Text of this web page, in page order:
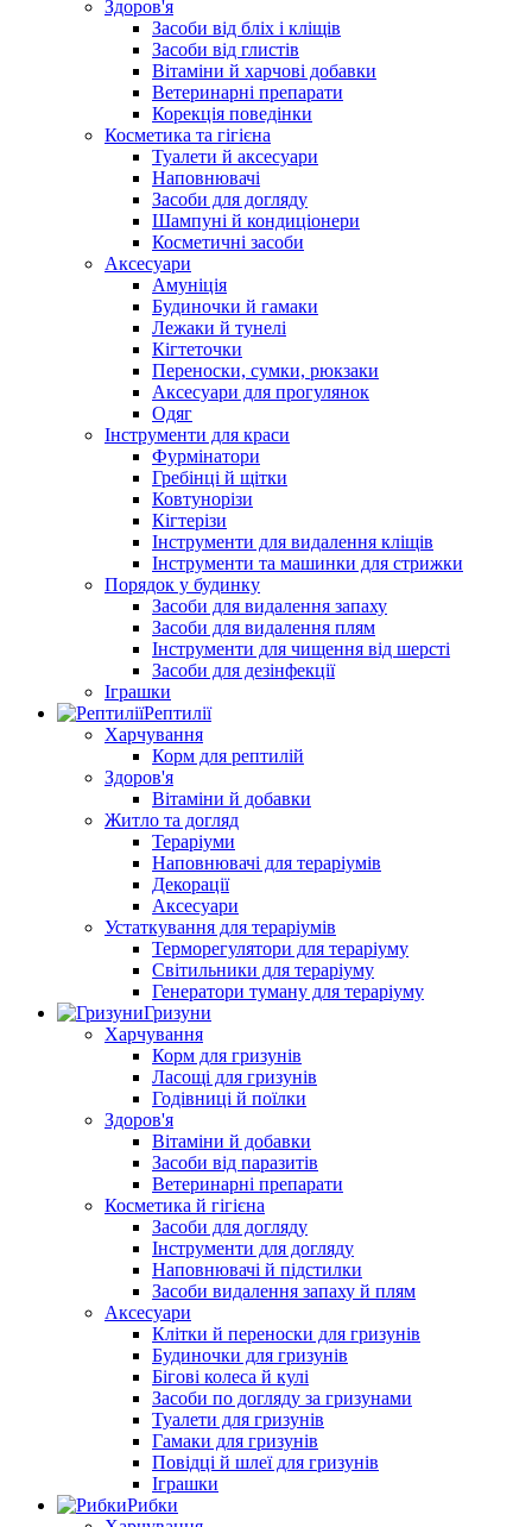
Здоров'я
Засоби від бліх і кліщів
Засоби від глистів
Вітаміни й харчові добавки
Ветеринарні препарати
Корекція поведінки
Косметика та гігієна
Туалети й аксесуари
Наповнювачі
Засоби для догляду
Шампуні й кондиціонери
Косметичні засоби
Аксесуари
Амуніція
Будиночки й гамаки
Лежаки й тунелі
Кігтеточки
Переноски, сумки, рюкзаки
Аксесуари для прогулянок
Одяг
Інструменти для краси
Фурмінатори
Гребінці й щітки
Ковтунорізи
Кігтерізи
Інструменти для видалення кліщів
Інструменти та машинки для стрижки
Порядок у будинку
Засоби для видалення запаху
Засоби для видалення плям
Інструменти для чищення від шерсті
Засоби для дезінфекції
Іграшки
Рептилії
Харчування
Корм для рептилій
Здоров'я
Вітаміни й добавки
Житло та догляд
Тераріуми
Наповнювачі для тераріумів
Декорації
Аксесуари
Устаткування для тераріумів
Терморегулятори для тераріуму
Світильники для тераріуму
Генератори туману для тераріуму
Гризуни
Харчування
Корм для гризунів
Ласощі для гризунів
Годівниці й поїлки
Здоров'я
Вітаміни й добавки
Засоби від паразитів
Ветеринарні препарати
Косметика й гігієна
Засоби для догляду
Інструменти для догляду
Наповнювачі й підстилки
Засоби видалення запаху й плям
Аксесуари
Клітки й переноски для гризунів
Будиночки для гризунів
Бігові колеса й кулі
Засоби по догляду за гризунами
Туалети для гризунів
Гамаки для гризунів
Повідці й шлеї для гризунів
Іграшки
Рибки